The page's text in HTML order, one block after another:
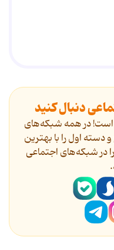
دنبال کنید
است! در همه شبکه‌های
دسته اول را با بهترین
در شبکه‌های اجتماعی